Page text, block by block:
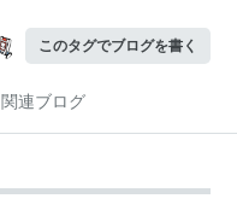
このタグでブログを書く
関連ブログ